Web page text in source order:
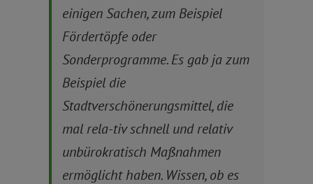
einigen Sachen, zum Beispiel
Fördertöpfe oder
Sonderprogramme. Es gab ja zum
Beispiel die
Stadtverschönerungsmittel, die
mal rela-tiv schnell und relativ
unbürokratisch Maßnahmen
ermöglicht haben. Wissen, ob es